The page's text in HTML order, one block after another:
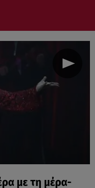
με τη μέρα-